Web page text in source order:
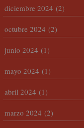
diciembre 2024 (2)
octubre 2024 (2)
junio 2024 (1)
mayo 2024 (1)
abril 2024 (1)
marzo 2024 (2)